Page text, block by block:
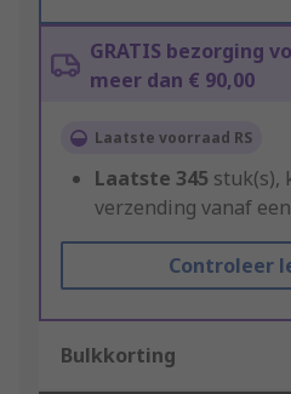
GRATIS bezorging
meer dan € 90,00
Laatste voorraad RS
Laatste 345 stuk(s),
verzending vanaf
Controleer
Bulkkorting